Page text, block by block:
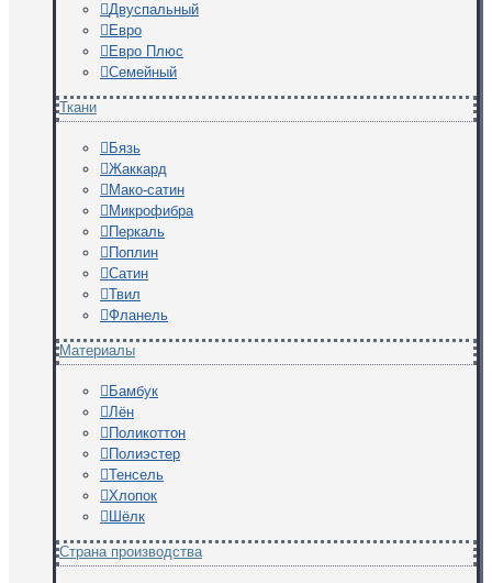
Двуспальный
Евро
Евро Плюс
Семейный
Ткани
Бязь
Жаккард
Мако-сатин
Микрофибра
Перкаль
Поплин
Сатин
Твил
Фланель
Материалы
Бамбук
Лён
Поликоттон
Полиэстер
Тенсель
Хлопок
Шёлк
Страна производства